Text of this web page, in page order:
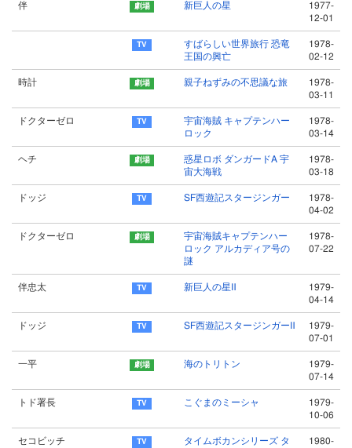
伴 新巨人の星
1977-
12-01
すばらしい世界旅行 恐竜
王国の興亡
1978-
02-12
時計 親子ねずみの不思議な旅
1978-
03-11
ドクターゼロ
宇宙海賊 キャプテンハー
ロック
1978-
03-14
ヘチ
惑星ロボ ダンガードA 宇
宙大海戦
1978-
03-18
ドッジ SF西遊記スタージンガー
1978-
04-02
ドクターゼロ
宇宙海賊キャプテンハー
ロック アルカディア号の
謎
1978-
07-22
伴忠太 新巨人の星Ⅱ
1979-
04-14
ドッジ SF西遊記スタージンガーⅡ
1979-
07-01
一平 海のトリトン
1979-
07-14
トド署長 こぐまのミーシャ
1979-
10-06
セコビッチ
タイムボカンシリーズ タ
1980-